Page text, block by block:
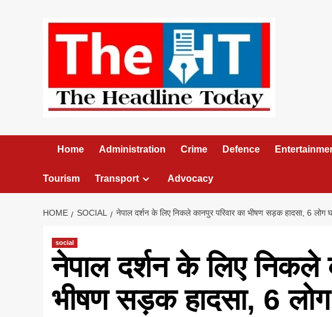
Home Administration Crime Defence
Tourism Transport Advocacy
HOME SOCIAL नेपाल दर्शन के लिए निकले कानपुर परिवार का भीषण सड़क हादसा, 6 लोग
social
नेपाल दर्शन के लिए निकले
भीषण सड़क हादसा, 6